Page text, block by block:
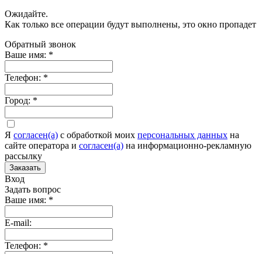
Ожидайте.
Как только все операции будут выполнены, это окно пропадет
Обратный звонок
Ваше имя: *
Телефон: *
Город: *
Я согласен(а) c обработкой моих персональных данных на
сайте оператора и согласен(а) на информационно-рекламную
рассылку
Заказать
Вход
Задать вопрос
Ваше имя: *
E-mail:
Телефон: *